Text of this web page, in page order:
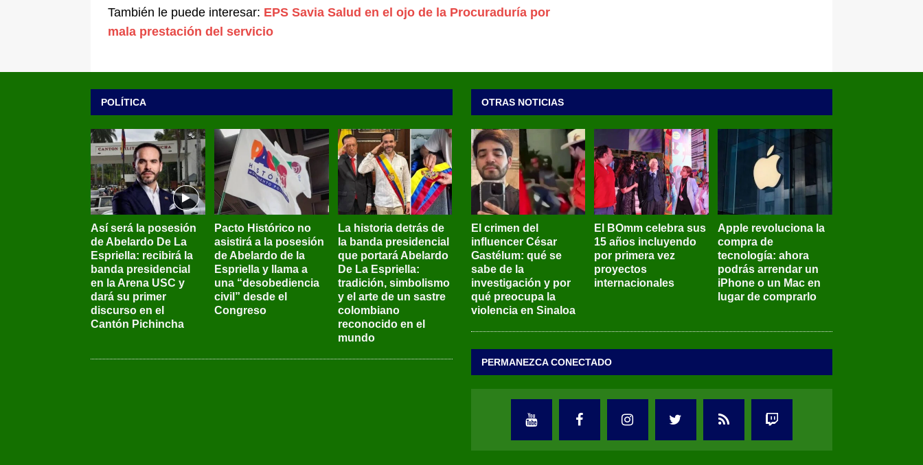
También le puede interesar: EPS Savia Salud en el ojo de la Procuraduría por
mala prestación del servicio
POLÍTICA
Así será la posesión
de Abelardo De La
Espriella: recibirá la
banda presidencial
en la Arena USC y
dará su primer
discurso en el
Cantón Pichincha
Pacto Histórico no
asistirá a la posesión
de Abelardo de la
Espriella y llama a
una “desobediencia
civil” desde el
Congreso
La historia detrás de
la banda presidencial
que portará Abelardo
De La Espriella:
tradición, simbolismo
y el arte de un sastre
colombiano
reconocido en el
mundo
OTRAS NOTICIAS
El crimen del
influencer César
Gastélum: qué se
sabe de la
investigación y por
qué preocupa la
violencia en Sinaloa
El BOmm celebra sus
15 años incluyendo
por primera vez
proyectos
internacionales
Apple revoluciona la
compra de
tecnología: ahora
podrás arrendar un
iPhone o un Mac en
lugar de comprarlo
PERMANEZCA CONECTADO